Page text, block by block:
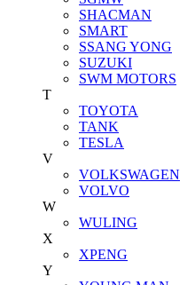
SHACMAN
SMART
SSANG YONG
SUZUKI
SWM MOTORS
T
TOYOTA
TANK
TESLA
V
VOLKSWAGEN
VOLVO
W
WULING
X
XPENG
Y